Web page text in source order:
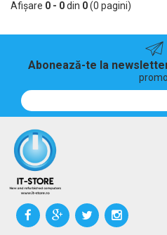
Afişare 0 - 0din 0(0 pagini)
Abonează-te la